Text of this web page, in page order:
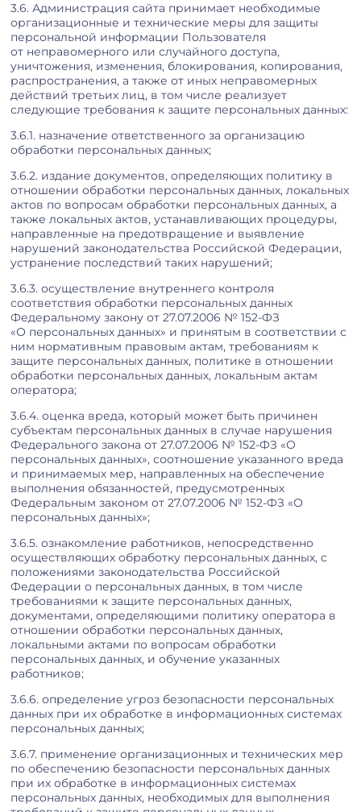
3.6. Администрация сайта принимает необходимые
организационные и технические меры для защиты
персональной информации Пользователя
от неправомерного или случайного доступа,
уничтожения, изменения, блокирования, копирования,
распространения, а также от иных неправомерных
действий третьих лиц, в том числе реализует
следующие требования к защите персональных данных:
3.6.1. назначение ответственного за организацию
обработки персональных данных;
3.6.2. издание документов, определяющих политику в
отношении обработки персональных данных, локальных
актов по вопросам обработки персональных данных, а
также локальных актов, устанавливающих процедуры,
направленные на предотвращение и выявление
нарушений законодательства Российской Федерации,
устранение последствий таких нарушений;
3.6.3. осуществление внутреннего контроля
соответствия обработки персональных данных
Федеральному закону от 27.07.2006 № 152-ФЗ
«О персональных данных» и принятым в соответствии с
ним нормативным правовым актам, требованиям к
защите персональных данных, политике в отношении
обработки персональных данных, локальным актам
оператора;
3.6.4. оценка вреда, который может быть причинен
субъектам персональных данных в случае нарушения
Федерального закона от 27.07.2006 № 152-ФЗ «О
персональных данных», соотношение указанного вреда
и принимаемых мер, направленных на обеспечение
выполнения обязанностей, предусмотренных
Федеральным законом от 27.07.2006 № 152-ФЗ «О
персональных данных»;
3.6.5. ознакомление работников, непосредственно
осуществляющих обработку персональных данных, с
положениями законодательства Российской
Федерации о персональных данных, в том числе
требованиями к защите персональных данных,
документами, определяющими политику оператора в
отношении обработки персональных данных,
локальными актами по вопросам обработки
персональных данных, и обучение указанных
работников;
3.6.6. определение угроз безопасности персональных
данных при их обработке в информационных системах
персональных данных;
3.6.7. применение организационных и технических мер
по обеспечению безопасности персональных данных
при их обработке в информационных системах
персональных данных, необходимых для выполнения